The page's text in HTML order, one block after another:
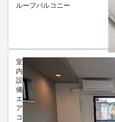
ルーフバルコニー
室
内
設
備
エ
ア
コ